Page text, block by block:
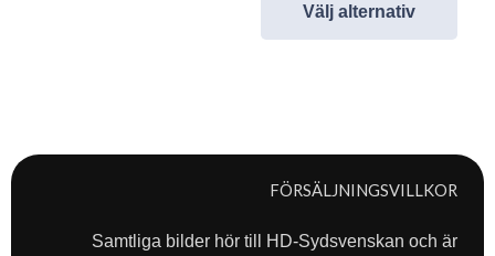
Välj alternativ
FÖRSÄLJNINGSVILLKOR
Samtliga bilder hör till HD-Sydsvenskan och är